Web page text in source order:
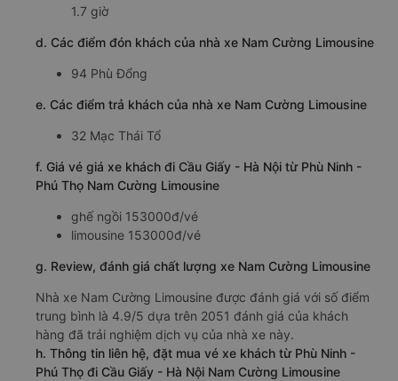
1.7 giờ
d. Các điểm đón khách của nhà xe Nam Cường Limousine
94 Phù Đổng
e. Các điểm trả khách của nhà xe Nam Cường Limousine
32 Mạc Thái Tổ
f. Giá vé giá xe khách đi Cầu Giấy - Hà Nội từ Phù Ninh -
Phú Thọ Nam Cường Limousine
ghế ngồi 153000đ/vé
limousine 153000đ/vé
g. Review, đánh giá chất lượng xe Nam Cường Limousine
Nhà xe Nam Cường Limousine được đánh giá với số điểm
trung bình là 4.9/5 dựa trên 2051 đánh giá của khách
hàng đã trải nghiệm dịch vụ của nhà xe này.
h. Thông tin liên hệ, đặt mua vé xe khách từ Phù Ninh -
Phú Thọ đi Cầu Giấy - Hà Nội Nam Cường Limousine